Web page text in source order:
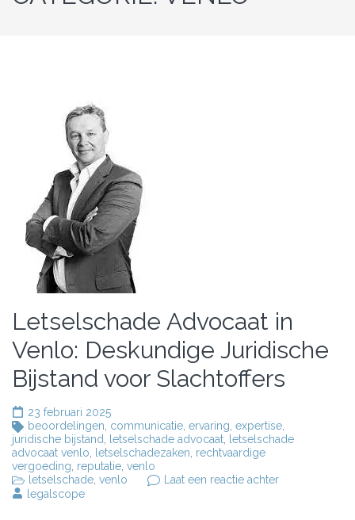
Letselschade Advocaat in
Venlo: Deskundige Juridische
Bijstand voor Slachtoffers
23 februari 2025
beoordelingen communicatie ervaring expertise
juridische bijstand
letselschade advocaat
letselschade
advocaat venlo
letselschadezaken rechtvaardige
vergoeding reputatie venlo
letselschade venlo Laat een reactie achterop
legalscope